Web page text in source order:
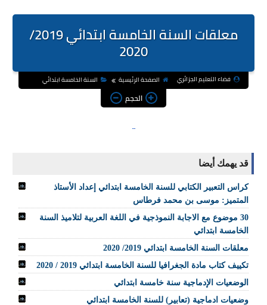
معلقات السنة الخامسة ابتدائي 2019/
2020
فضاء التعليم الجزائري الصفحة الرئيسية السنة الخامسة ابتدائي
الحجم
قد يهمك أيضا
كراس التعبير الكتابي للسنة الخامسة ابتدائي إعداد الأستاذ
المتميز: موسى بن محمد فرطاس
30 موضوع مع الاجابة النموذجية في اللغة العربية لتلاميذ السنة
الخامسة ابتدائي
معلقات السنة الخامسة ابتدائي 2019/ 2020
تكييف كتاب مادة الجغرافيا للسنة الخامسة ابتدائي 2019 / 2020
الوضعيات الإدماجية سنة خامسة ابتدائي
وضعيات ادماجية (تعابير) للسنة الخامسة ابتدائي